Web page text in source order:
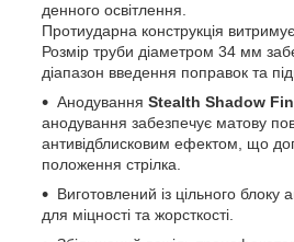
денного освітлення.
Протиударна конструкція
Розмір труби діаметром 34 мм
діапазон введення поправок та
Анодування Stealth Shadow
анодування забезпечує матову
антивідблисковим ефектом, що
положення стрілка.
Виготовлений із цільного блоку
для міцності та жорсткості.